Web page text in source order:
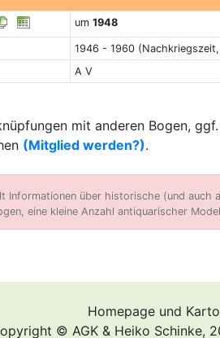
um 1948
1946 - 1960
A V
mit anderen Bogen,
(Mitglied werden?).
Informationen über historische (und
eine kleine Anzahl antiquarischer
Homepage und
© AGK & Heiko Schinke,